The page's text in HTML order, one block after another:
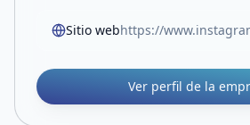
Sitio web
Ver perfil de la